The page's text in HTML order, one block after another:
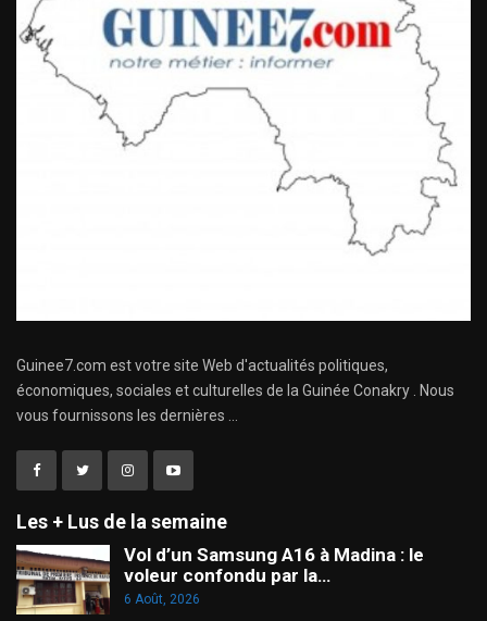
Guinee7.com est votre site Web d'actualités politiques,
économiques, sociales et culturelles de la Guinée Conakry . Nous
vous fournissons les dernières ...
Les + Lus de la semaine
Vol d’un Samsung A16 à Madina : le
voleur confondu par la…
6 Août, 2026